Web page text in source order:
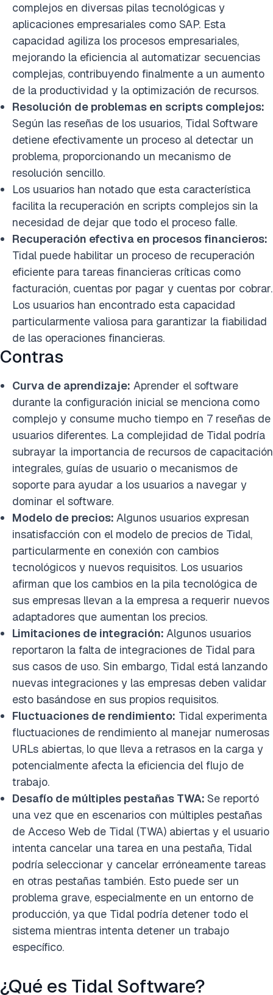
complejos en diversas pilas tecnológicas y
aplicaciones empresariales como SAP. Esta
capacidad agiliza los procesos empresariales,
mejorando la eficiencia al automatizar secuencias
complejas, contribuyendo finalmente a un aumento
de la productividad y la optimización de recursos.
Resolución de problemas en scripts complejos:
Según las reseñas de los usuarios, Tidal Software
detiene efectivamente un proceso al detectar un
problema, proporcionando un mecanismo de
resolución sencillo.
Los usuarios han notado que esta característica
facilita la recuperación en scripts complejos sin la
necesidad de dejar que todo el proceso falle.
Recuperación efectiva en procesos financieros:
Tidal puede habilitar un proceso de recuperación
eficiente para tareas financieras críticas como
facturación, cuentas por pagar y cuentas por cobrar.
Los usuarios han encontrado esta capacidad
particularmente valiosa para garantizar la fiabilidad
de las operaciones financieras.
Contras
Curva de aprendizaje: Aprender el software
durante la configuración inicial se menciona como
complejo y consume mucho tiempo en 7 reseñas de
usuarios diferentes. La complejidad de Tidal podría
subrayar la importancia de recursos de capacitación
integrales, guías de usuario o mecanismos de
soporte para ayudar a los usuarios a navegar y
dominar el software.
Modelo de precios: Algunos usuarios expresan
insatisfacción con el modelo de precios de Tidal,
particularmente en conexión con cambios
tecnológicos y nuevos requisitos. Los usuarios
afirman que los cambios en la pila tecnológica de
sus empresas llevan a la empresa a requerir nuevos
adaptadores que aumentan los precios.
Limitaciones de integración: Algunos usuarios
reportaron la falta de integraciones de Tidal para
sus casos de uso. Sin embargo, Tidal está lanzando
nuevas integraciones y las empresas deben validar
esto basándose en sus propios requisitos.
Fluctuaciones de rendimiento: Tidal experimenta
fluctuaciones de rendimiento al manejar numerosas
URLs abiertas, lo que lleva a retrasos en la carga y
potencialmente afecta la eficiencia del flujo de
trabajo.
Desafío de múltiples pestañas TWA: Se reportó
una vez que en escenarios con múltiples pestañas
de Acceso Web de Tidal (TWA) abiertas y el usuario
intenta cancelar una tarea en una pestaña, Tidal
podría seleccionar y cancelar erróneamente tareas
en otras pestañas también. Esto puede ser un
problema grave, especialmente en un entorno de
producción, ya que Tidal podría detener todo el
sistema mientras intenta detener un trabajo
específico.
¿Qué es Tidal Software?